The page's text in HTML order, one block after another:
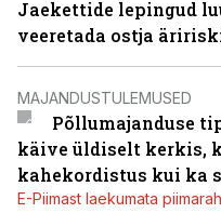
Jaekettide lepingud
veeretada ostja
MAJANDUSTULEMUSED
Põllumajanduse
käive üldiselt kerkis,
kahekordistus kui ka
E-Piimast laekumata